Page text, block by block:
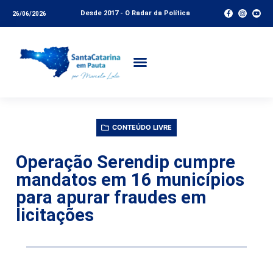
26/06/2026 Desde 2017 - O Radar da Política
CONTEÚDO LIVRE
Operação Serendip cumpre
mandatos em 16 municípios
para apurar fraudes em
licitações